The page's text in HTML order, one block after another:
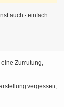
auch - einfach
Zumutung,
vergessen,